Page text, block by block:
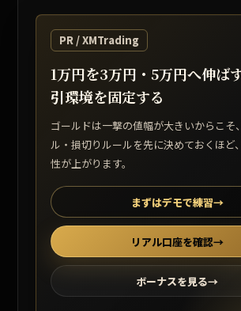
PR / XMTrading
1万円を3万円・5万円へ伸ば
引環境を固定する
ゴールドは一撃の値幅が大きいからこそ
ル・損切りルールを先に決めておくほど
性が上がります。
まずはデモで練習→
リアル口座を確認→
ボーナスを見る→